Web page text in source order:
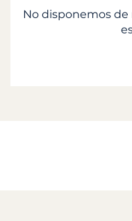
No disponemos de